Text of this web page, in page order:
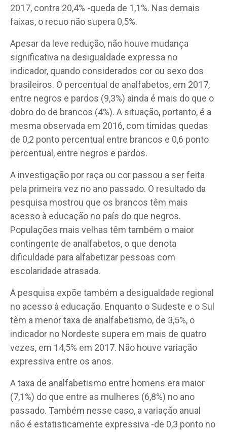
2017, contra 20,4% -queda de 1,1%. Nas demais
faixas, o recuo não supera 0,5%.
Apesar da leve redução, não houve mudança
significativa na desigualdade expressa no
indicador, quando considerados cor ou sexo dos
brasileiros. O percentual de analfabetos, em 2017,
entre negros e pardos (9,3%) ainda é mais do que o
dobro do de brancos (4%). A situação, portanto, é a
mesma observada em 2016, com tímidas quedas
de 0,2 ponto percentual entre brancos e 0,6 ponto
percentual, entre negros e pardos.
A investigação por raça ou cor passou a ser feita
pela primeira vez no ano passado. O resultado da
pesquisa mostrou que os brancos têm mais
acesso à educação no país do que negros.
Populações mais velhas têm também o maior
contingente de analfabetos, o que denota
dificuldade para alfabetizar pessoas com
escolaridade atrasada.
A pesquisa expõe também a desigualdade regional
no acesso à educação. Enquanto o Sudeste e o Sul
têm a menor taxa de analfabetismo, de 3,5%, o
indicador no Nordeste supera em mais de quatro
vezes, em 14,5% em 2017. Não houve variação
expressiva entre os anos.
A taxa de analfabetismo entre homens era maior
(7,1%) do que entre as mulheres (6,8%) no ano
passado. Também nesse caso, a variação anual
não é estatisticamente expressiva -de 0,3 ponto no